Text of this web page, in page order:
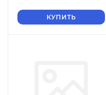
КУПИТЬ